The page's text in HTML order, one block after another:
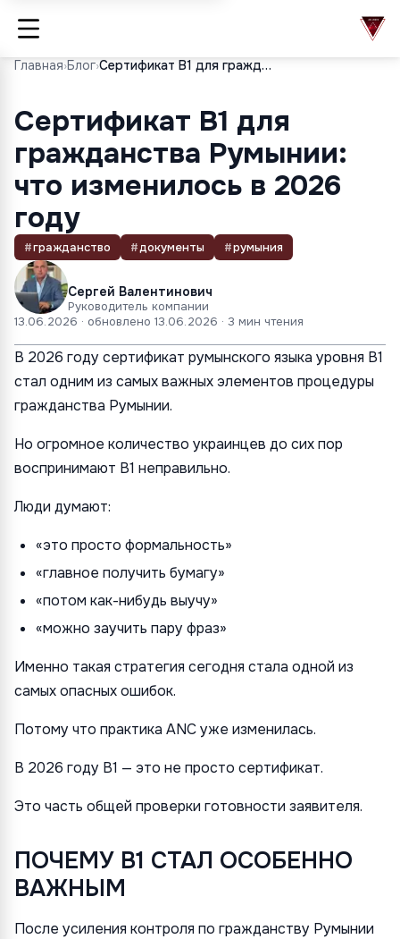
Главная›Блог› Сертификат B1 для гражданства Румынии: что изменилось в 2026 году
Сертификат B1 для
гражданства Румынии:
что изменилось в 2026
году
#гражданство #документы #румыния
Сергей Валентинович
Руководитель компании
13.06.2026 · обновлено 13.06.2026 · 3 мин чтения
В 2026 году сертификат румынского языка уровня B1
стал одним из самых важных элементов процедуры
гражданства Румынии.
Но огромное количество украинцев до сих пор
воспринимают B1 неправильно.
Люди думают:
«это просто формальность»
«главное получить бумагу»
«потом как-нибудь выучу»
«можно заучить пару фраз»
Именно такая стратегия сегодня стала одной из
самых опасных ошибок.
Потому что практика ANC уже изменилась.
В 2026 году B1 — это не просто сертификат.
Это часть общей проверки готовности заявителя.
ПОЧЕМУ B1 СТАЛ ОСОБЕННО
ВАЖНЫМ
После усиления контроля по гражданству Румынии